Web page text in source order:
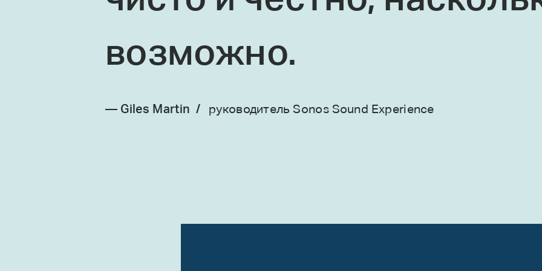
возможно.
— Giles Martin / руководитель Sonos Sound Experience